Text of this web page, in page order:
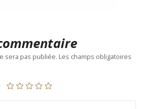
sera pas publiée. Les champs obligatoires